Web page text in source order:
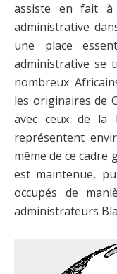
assiste en fait à
administrative
une place
administrative se
nombreux
les originaires de
avec ceux de la
représentent
même de ce cadre
est maintenue,
occupés de
administrateurs